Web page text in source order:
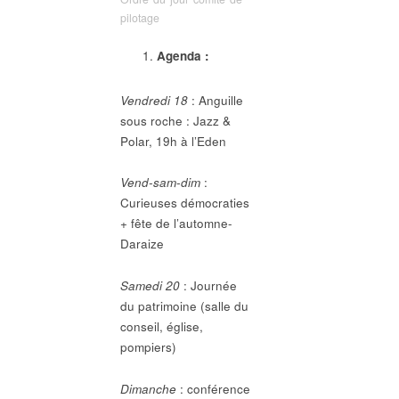
pilotage
Agenda :
Vendredi 18 : Anguille
sous roche : Jazz &
Polar, 19h à l’Eden
Vend-sam-dim :
Curieuses démocraties
+ fête de l’automne-
Daraize
Samedi 20 : Journée
du patrimoine (salle du
conseil, église,
pompiers)
Dimanche : conférence